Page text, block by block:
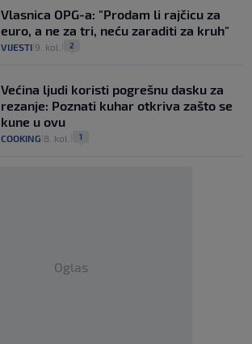
Vlasnica OPG-a: "Prodam li rajčicu za
euro, a ne za tri, neću zaraditi za kruh"
VIJESTI 9. kol. 2
Većina ljudi koristi pogrešnu dasku za
rezanje: Poznati kuhar otkriva zašto se
kune u ovu
COOKING 8. kol. 1
Oglas